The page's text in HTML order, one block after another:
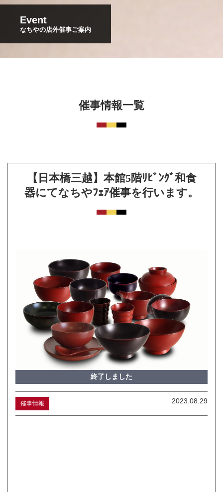
Event
なちやの店外催事ご案内
催事情報一覧
【日本橋三越】本館5階ﾘﾋﾞﾝｸﾞ和食
器にてなちやﾌｪｱ催事を行います。
終了しました
催事情報 2023.08.29